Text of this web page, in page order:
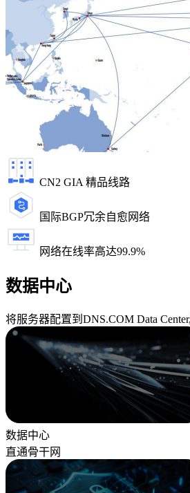
CN2 GIA 精品线路
国际BGP冗余自愈网络
网络在线率高达99.9%
数据中心
将服务器配置到DNS.COM Data
数据中心
直通骨干网